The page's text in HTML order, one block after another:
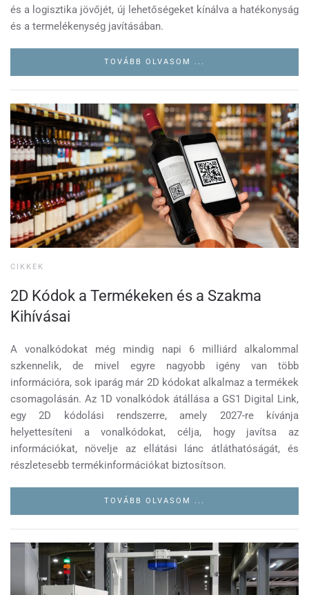
és a logisztika jövőjét, új lehetőségeket kínálva a hatékonyság
és a termelékenység javításában.
TOVÁBB OLVASOM ...
CIKKEK
2D Kódok a Termékeken és a Szakma
Kihívásai
A vonalkódokat még mindig napi 6 milliárd alkalommal
szkennelik, de mivel egyre nagyobb igény van több
információra, sok iparág már 2D kódokat alkalmaz a termékek
csomagolásán. Az 1D vonalkódok átállása a GS1 Digital Link,
egy 2D kódolási rendszerre, amely 2027-re kívánja
helyettesíteni a vonalkódokat, célja, hogy javítsa az
információkat, növelje az ellátási lánc átláthatóságát, és
részletesebb termékinformációkat biztosítson.
TOVÁBB OLVASOM ...